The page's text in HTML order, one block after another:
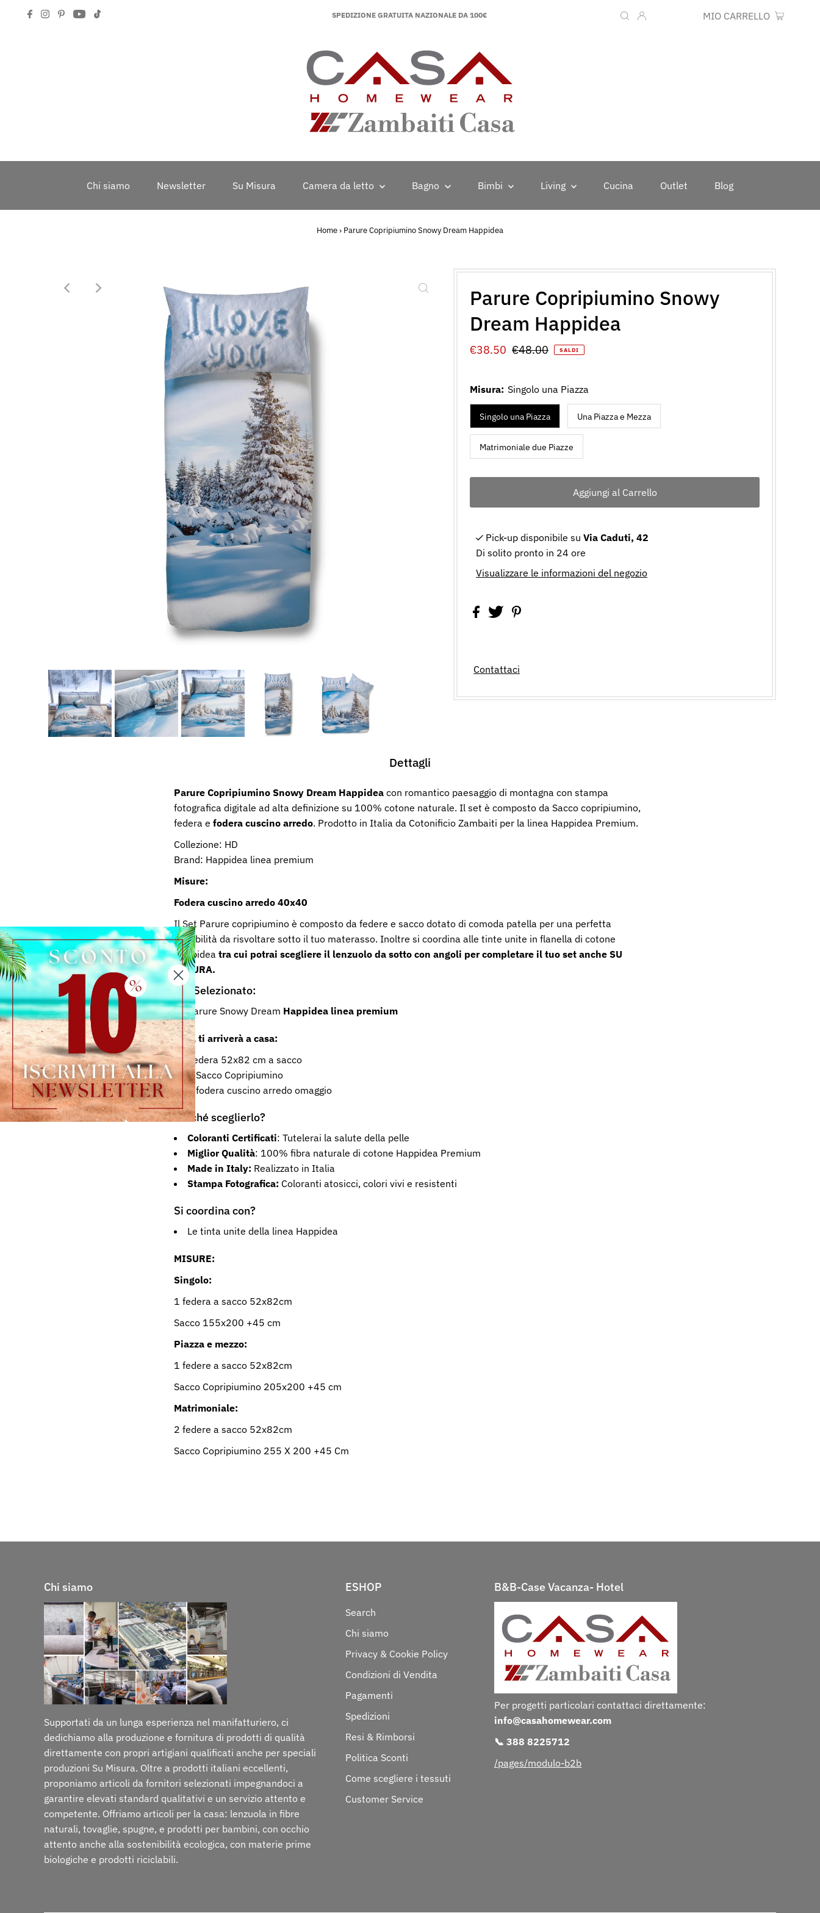
SPEDIZIONE GRATUITA NAZIONALE DA 100€ MIO CARRELLO
Chi siamo Newsletter Su Misura Camera da letto Bagno Bimbi Living Cucina Outlet Blog
Home› Parure Copripiumino Snowy Dream Happidea
Parure Copripiumino Snowy
Dream Happidea
Prezzo
€38.50 Prezzo
€48.00 SALDI
Misura: Singolo una Piazza
Singolo una Piazza Una Piazza e Mezza
Matrimoniale due Piazze
Pick-up disponibile su Via Caduti, 42
Di solito pronto in 24 ore
Visualizzare le informazioni del negozio
Contattaci
Dettagli
Parure Copripiumino Snowy Dream Happidea con romantico paesaggio di montagna con stampa
fotografica digitale ad alta definizione su 100% cotone naturale. Il set è composto da Sacco copripiumino,
federa e fodera cuscino arredo. Prodotto in Italia da Cotonificio Zambaiti per la linea Happidea Premium.
Collezione: HD
Brand: Happidea linea premium
Misure:
Fodera cuscino arredo 40x40
Il Set Parure copripiumino è composto da federe e sacco dotato di comoda patella per una perfetta
vestibilità da risvoltare sotto il tuo materasso. Inoltre si coordina alle tinte unite in flanella di cotone
Happidea tra cui potrai scegliere il lenzuolo da sotto con angoli per completare il tuo set anche SU
MISURA.
Hai Selezionato:
Parure Snowy Dream Happidea linea premium
Cosa ti arriverà a casa:
Federa 52x82 cm a sacco
1 Sacco Copripiumino
1 fodera cuscino arredo omaggio
Perché sceglierlo?
Coloranti Certificati: Tutelerai la salute della pelle
Miglior Qualità: 100% fibra naturale di cotone Happidea Premium
Made in Italy: Realizzato in Italia
Stampa Fotografica: Coloranti atosicci, colori vivi e resistenti
Si coordina con?
Le tinta unite della linea Happidea
MISURE:
Singolo:
1 federa a sacco 52x82cm
Sacco 155x200 +45 cm
Piazza e mezzo:
1 federe a sacco 52x82cm
Sacco Copripiumino 205x200 +45 cm
Matrimoniale:
2 federe a sacco 52x82cm
Sacco Copripiumino 255 X 200 +45 Cm
Chi siamo
Supportati da un lunga esperienza nel manifatturiero, ci
dedichiamo alla produzione e fornitura di prodotti di qualità
direttamente con propri artigiani qualificati anche per speciali
produzioni Su Misura. Oltre a prodotti italiani eccellenti,
proponiamo articoli da fornitori selezionati impegnandoci a
garantire elevati standard qualitativi e un servizio attento e
competente. Offriamo articoli per la casa: lenzuola in fibre
naturali, tovaglie, spugne, e prodotti per bambini, con occhio
attento anche alla sostenibilità ecologica, con materie prime
biologiche e prodotti riciclabili.
ESHOP
Search
Chi siamo
Privacy & Cookie Policy
Condizioni di Vendita
Pagamenti
Spedizioni
Resi & Rimborsi
Politica Sconti
Come scegliere i tessuti
Customer Service
B&B-Case Vacanza- Hotel
Per progetti particolari contattaci direttamente:
info@casahomewear.com
📞 388 8225712
/pages/modulo-b2b